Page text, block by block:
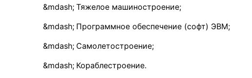
Тяжелое машиностроение;
Программное обеспечение (софт) ЭВМ;
Самолетостроение;
Кораблестроение.